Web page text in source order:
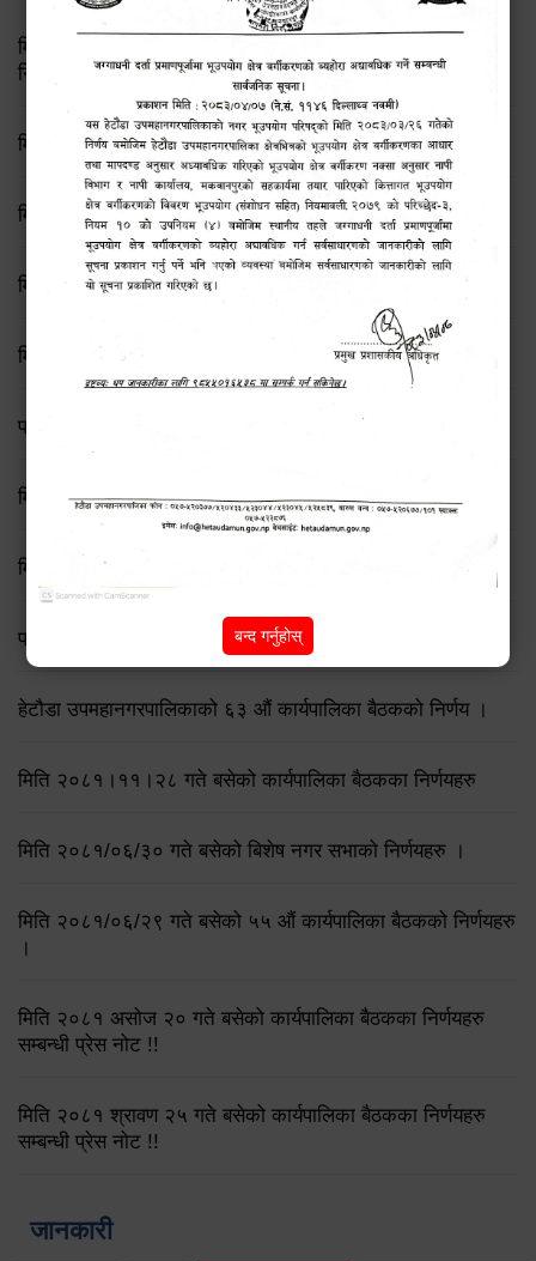
मिति २०८३ जेष्ठ १७ गते बसेको ८३औं नगर कार्यपालिकाको बैठकको
निर्णय
मिति २०८२/८/२१ गते बसेको ७६ औँ कार्यपालिका बैठकका निर्णयहरु
मिति २०८२/८/११ गते बसेको ७५ औँ कार्यपालिका बैठकका निर्णयहरु
मिति २०८२/७/१९ गते बसेको ७४ औँ कार्यपालिका बैठकका निर्णयहरु
मिति २०८२।०६।२३ गते बसेको कार्यपालिका बैठकका निर्णयहरु
प्रेस विज्ञप्ति
मिति २०८२।०२।१३ गते बसेको कार्यपालिका बैठकका निर्णयहरु
मिति २०८२।०१।२४ गते बसेको कार्यपालिका बैठकका निर्णयहरु
प्रेस विज्ञप्ति
हेटौडा उपमहानगरपालिकाको ६३ औं कार्यपालिका बैठकको निर्णय ।
मिति २०८१।११।२८ गते बसेको कार्यपालिका बैठकका निर्णयहरु
मिति २०८१/०६/३० गते बसेको बिशेष नगर सभाको निर्णयहरु ।
मिति २०८१/०६/२९ गते बसेको ५५ औं कार्यपालिका बैठकको निर्णयहरु
।
मिति २०८१ असोज २० गते बसेको कार्यपालिका बैठकका निर्णयहरु
सम्बन्धी प्रेस नोट !!
मिति २०८१ श्रावण २५ गते बसेको कार्यपालिका बैठकका निर्णयहरु
सम्बन्धी प्रेस नोट !!
जानकारी
बन्द गर्नुहोस्